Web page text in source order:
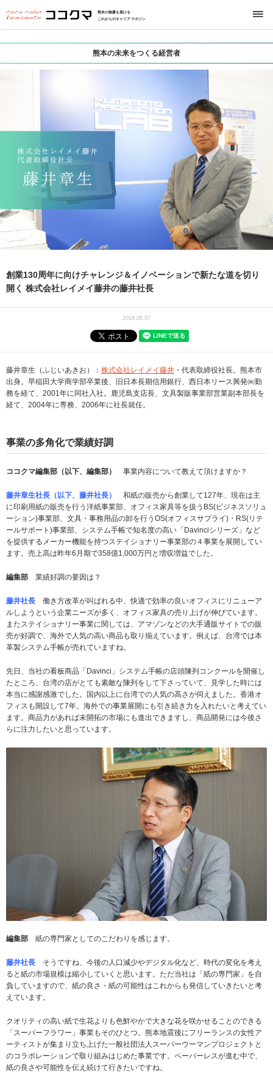
熊本の熱量を届ける
これからのキャリアマガジン
熊本の未来をつくる経営者
創業130周年に向けチャレンジ＆イノベーションで新たな道を切り
開く 株式会社レイメイ藤井の藤井社長
2018.08.07
藤井章生（ふじいあきお）： 株式会社レイメイ藤井 ・代表取締役社長。熊本市
出身。早稲田大学商学部卒業後、旧日本長期信用銀行、西日本リース興発㈱勤
務を経て、2001年に同社入社。鹿児島支店長、文具製販事業部営業副本部長を
経て、2004年に専務、2006年に社長就任。
事業の多角化で業績好調
ココクマ編集部（以下、編集部） 事業内容について教えて頂けますか？
藤井章生社長（以下、藤井社長）
和紙の販売から創業して127年、現在は主
に印刷用紙の販売を行う洋紙事業部、オフィス家具等を扱うBS(ビジネスソリュ
ーション)事業部、文具・事務用品の卸を行うOS(オフィスサプライ)・RS(リテ
ールサポート)事業部、システム手帳で知名度の高い「Davinciシリーズ」など
を提供するメーカー機能を持つステイショナリー事業部の４事業を展開してい
ます。売上高は昨年6月期で358億1,000万円と増収増益でした。
編集部 業績好調の要因は？
藤井社長 働き方改革が叫ばれる中、快適で効率の良いオフィスにリニューア
ルしようという企業ニーズが多く、オフィス家具の売り上げが伸びています。
またステイショナリー事業に関しては、アマゾンなどの大手通販サイトでの販
売が好調で、海外で人気の高い商品も取り揃えています。例えば、台湾では本
革製システム手帳が売れていますね。
先日、当社の看板商品「Davinci」システム手帳の店頭陳列コンクールを開催し
たところ、台湾の店がとても素敵な陳列をして下さっていて、見学した時には
本当に感謝感激でした。国内以上に台湾での人気の高さが伺えました。香港オ
フィスも開設して7年。海外での事業展開にも引き続き力を入れたいと考えてい
ます。商品力があれば未開拓の市場にも進出できますし、商品開発には今後さ
らに注力したいと思っています。
編集部 紙の専門家としてのこだわりを感じます。
藤井社長 そうですね、今後の人口減少やデジタル化など、時代の変化を考え
ると紙の市場規模は縮小していくと思います。ただ当社は「紙の専門家」を自
負していますので、紙の良さ・紙の可能性はこれからも発信していきたいと考
えています。
クオリティの高い紙で生花よりも色鮮やかで大きな花を咲かせることのできる
「スーパーフラワー」事業もそのひとつ。熊本地震後にフリーランスの女性ア
ーティストが集まり立ち上げた一般社団法人スーパーウーマンプロジェクトと
のコラボレーションで取り組みはじめた事業です。ペーパーレスが進む中で、
紙の良さや可能性を伝え続けて行きたいですね。